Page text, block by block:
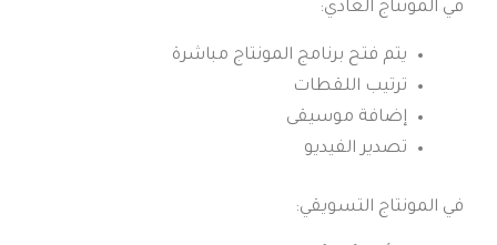
في المونتاج العادي:
يتم فتح برنامج المونتاج مباشرة
ترتيب اللقطات
إضافة موسيقى
تصدير الفيديو
في المونتاج التسويقي: